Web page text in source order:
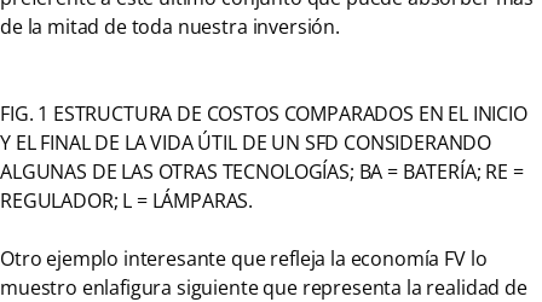
de la mitad de toda nuestra inversión.
FIG. 1 ESTRUCTURA DE COSTOS COMPARADOS EN EL INICIO
Y EL FINAL DE LA VIDA ÚTIL DE UN SFD CONSIDERANDO
ALGUNAS DE LAS OTRAS TECNOLOGÍAS; BA = BATERÍA; RE =
REGULADOR; L = LÁMPARAS.
Otro ejemplo interesante que refleja la economía FV lo
muestro enlafigura siguiente que representa la realidad de